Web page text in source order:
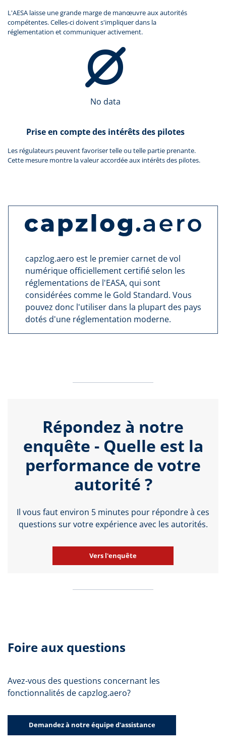
L'AESA laisse une grande marge de manœuvre aux autorités
compétentes. Celles-ci doivent s'impliquer dans la
réglementation et communiquer activement.
No data
Prise en compte des intérêts des pilotes
Les régulateurs peuvent favoriser telle ou telle partie prenante.
Cette mesure montre la valeur accordée aux intérêts des pilotes.
capzlog.aero est le premier carnet de vol
numérique officiellement certifié selon les
réglementations de l'EASA, qui sont
considérées comme le Gold Standard. Vous
pouvez donc l'utiliser dans la plupart des pays
dotés d'une réglementation moderne.
Répondez à notre
enquête - Quelle est la
performance de votre
autorité ?
Il vous faut environ 5 minutes pour répondre à ces
questions sur votre expérience avec les autorités.
Vers l'enquête
Foire aux questions
Avez-vous des questions concernant les
fonctionnalités de capzlog.aero?
Demandez à notre équipe d'assistance